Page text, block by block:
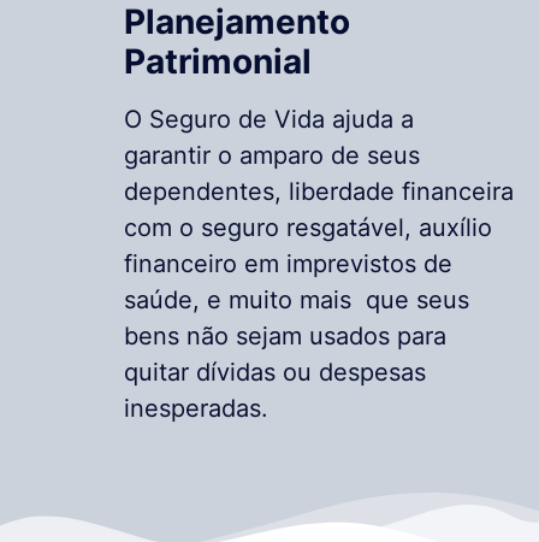
Planejamento
Patrimonial
O Seguro de Vida ajuda a
garantir o amparo de seus
dependentes, liberdade financeira
com o seguro resgatável, auxílio
financeiro em imprevistos de
saúde, e muito mais que seus
bens não sejam usados para
quitar dívidas ou despesas
inesperadas.